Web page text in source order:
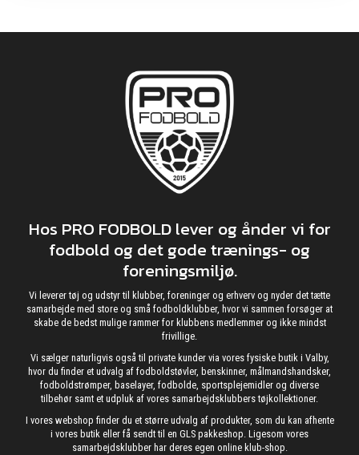
Hos PRO FODBOLD lever og ånder vi for
fodbold og det gode trænings- og
foreningsmiljø.
Vi leverer tøj og udstyr til klubber, foreninger og erhverv og nyder det tætte
samarbejde med store og små fodboldklubber, hvor vi sammen forsøger at
skabe de bedst mulige rammer for klubbens medlemmer og ikke mindst
frivillige.
Vi sælger naturligvis også til private kunder via vores fysiske butik i Valby,
hvor du finder et udvalg af fodboldstøvler, benskinner, målmandshandsker,
fodboldstrømper, baselayer, fodbolde, sportsplejemidler og diverse
tilbehør samt et udpluk af vores samarbejdsklubbers tøjkollektioner.
I vores webshop finder du et større udvalg af produkter, som du kan afhente
i vores butik eller få sendt til en GLS pakkeshop. Ligesom vores
samarbejdsklubber har deres egen online klub-shop.